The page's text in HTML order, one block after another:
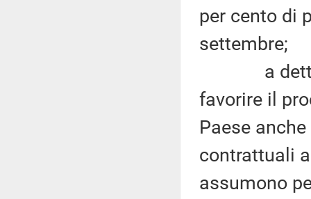
per cento di
settembre;
a detta
favorire il
Paese
contrattuali
assumono